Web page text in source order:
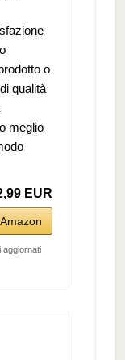
o
qualità
meglio
EUR
aggiornati